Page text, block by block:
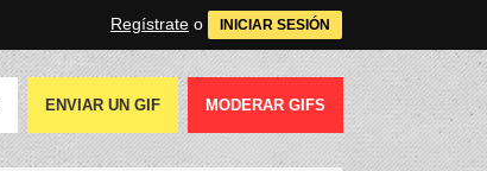
Regístrate o INICIAR SESIÓN
ENVIAR UN GIF MODERAR GIFS